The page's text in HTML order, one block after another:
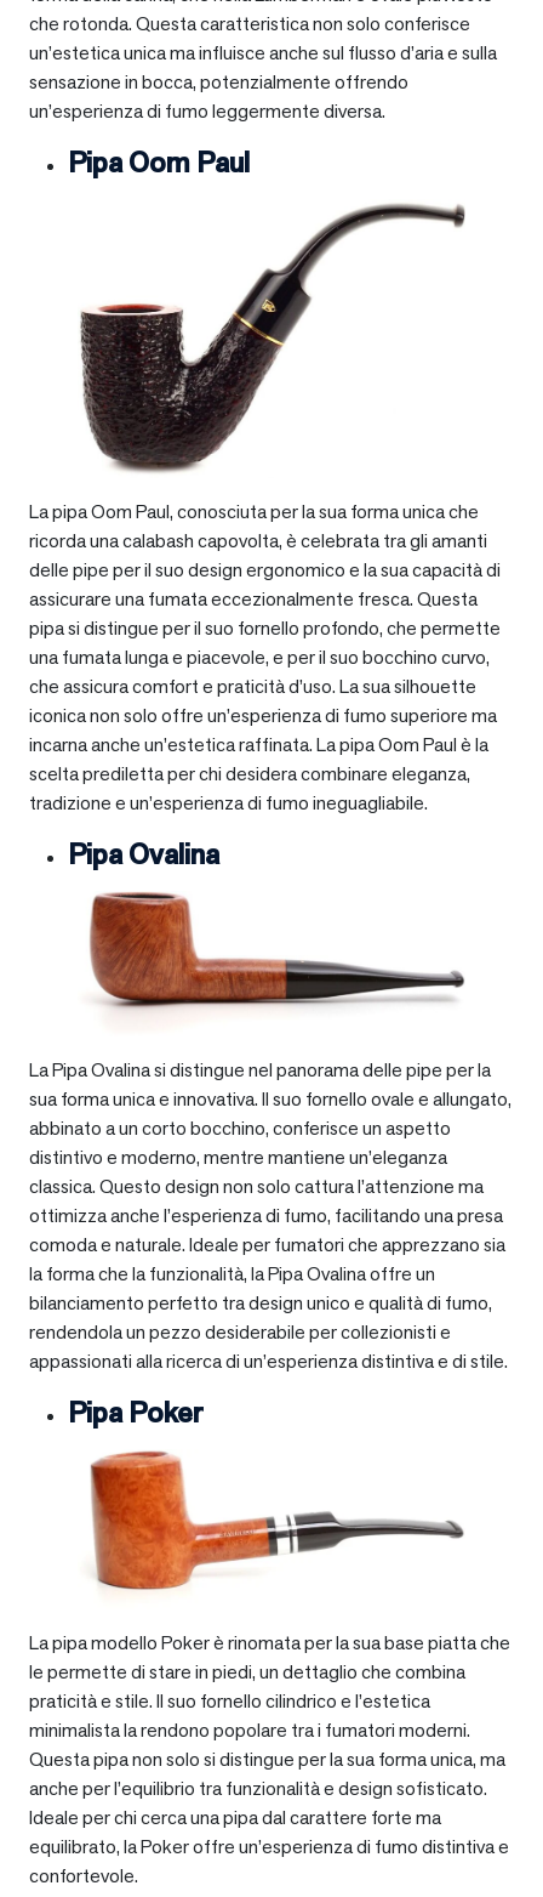
che rotonda. Questa caratteristica non solo conferisce
un’estetica unica ma influisce anche sul flusso d’aria e sulla
sensazione in bocca, potenzialmente offrendo
un’esperienza di fumo leggermente diversa.
Pipa Oom Paul
La pipa Oom Paul, conosciuta per la sua forma unica che
ricorda una calabash capovolta, è celebrata tra gli amanti
delle pipe per il suo design ergonomico e la sua capacità di
assicurare una fumata eccezionalmente fresca. Questa
pipa si distingue per il suo fornello profondo, che permette
una fumata lunga e piacevole, e per il suo bocchino curvo,
che assicura comfort e praticità d’uso. La sua silhouette
iconica non solo offre un’esperienza di fumo superiore ma
incarna anche un’estetica raffinata. La pipa Oom Paul è la
scelta prediletta per chi desidera combinare eleganza,
tradizione e un’esperienza di fumo ineguagliabile.
Pipa Ovalina
La Pipa Ovalina si distingue nel panorama delle pipe per la
sua forma unica e innovativa. Il suo fornello ovale e allungato,
abbinato a un corto bocchino, conferisce un aspetto
distintivo e moderno, mentre mantiene un’eleganza
classica. Questo design non solo cattura l’attenzione ma
ottimizza anche l’esperienza di fumo, facilitando una presa
comoda e naturale. Ideale per fumatori che apprezzano sia
la forma che la funzionalità, la Pipa Ovalina offre un
bilanciamento perfetto tra design unico e qualità di fumo,
rendendola un pezzo desiderabile per collezionisti e
appassionati alla ricerca di un’esperienza distintiva e di stile.
Pipa Poker
La pipa modello Poker è rinomata per la sua base piatta che
le permette di stare in piedi, un dettaglio che combina
praticità e stile. Il suo fornello cilindrico e l’estetica
minimalista la rendono popolare tra i fumatori moderni.
Questa pipa non solo si distingue per la sua forma unica, ma
anche per l’equilibrio tra funzionalità e design sofisticato.
Ideale per chi cerca una pipa dal carattere forte ma
equilibrato, la Poker offre un’esperienza di fumo distintiva e
confortevole.